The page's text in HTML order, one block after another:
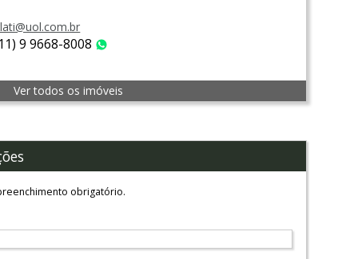
9 9668-8008
Ver todos os imóveis
obrigatório.